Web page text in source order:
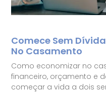
Comece Sem
No Casamento
Como economizar no
financeiro, orçamento e
começar a vida a dois